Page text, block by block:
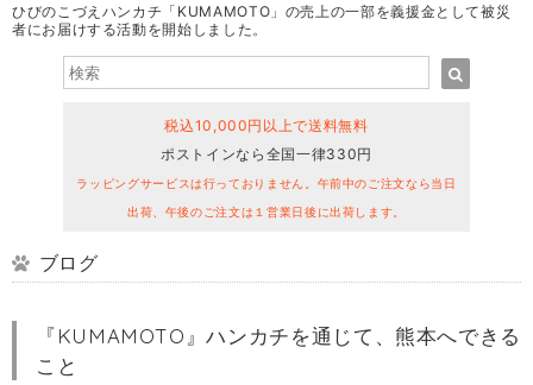
ひびのこづえハンカチ「KUMAMOTO」の売上の一部を義援金として被災
者にお届けする活動を開始しました。
税込10,000円以上で送料無料
ポストインなら全国一律330円
ラッピングサービスは行っておりません。午前中のご注文なら当日
出荷、午後のご注文は１営業日後に出荷します。
ブログ
『KUMAMOTO』ハンカチを通じて、熊本へできる
こと